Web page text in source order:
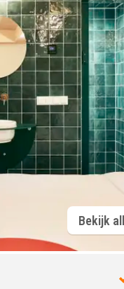
Bekijk